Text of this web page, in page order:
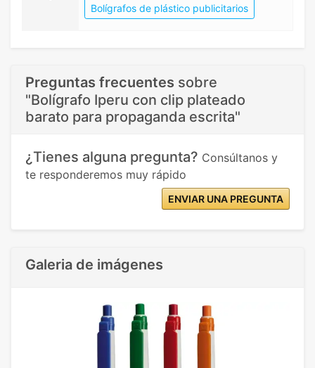
Bolígrafos de plástico publicitarios
Preguntas frecuentes sobre
"Bolígrafo Iperu con clip plateado
barato para propaganda escrita"
¿Tienes alguna pregunta? Consúltanos y
te responderemos muy rápido
ENVIAR UNA PREGUNTA
Galeria de imágenes